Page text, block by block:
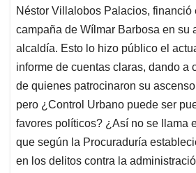
Néstor Villalobos Palacios, financió
campaña de Wílmar Barbosa en su
alcaldía. Esto lo hizo público el
informe de cuentas claras, dando a
de quienes patrocinaron su
pero ¿Control Urbano puede ser
favores políticos? ¿Así no se llama
que según la Procuraduría
en los delitos contra la